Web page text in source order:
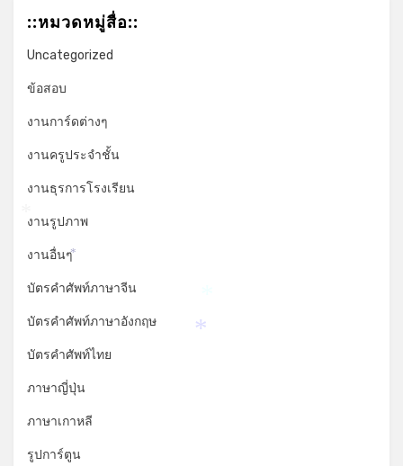
::หมวดหมู่สื่อ::
Uncategorized
ข้อสอบ
งานการ์ดต่างๆ
งานครูประจำชั้น
งานธุรการโรงเรียน
งานรูปภาพ
งานอื่นๆ
บัตรคำศัพท์ภาษาจีน
บัตรคำศัพท์ภาษาอังกฤษ
บัตรคำศัพท์ไทย
ภาษาญี่ปุ่น
ภาษาเกาหลี
รูปการ์ตูน
*
*